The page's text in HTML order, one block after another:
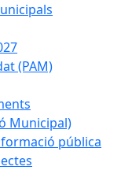
(PAM)
Municipal)
pública